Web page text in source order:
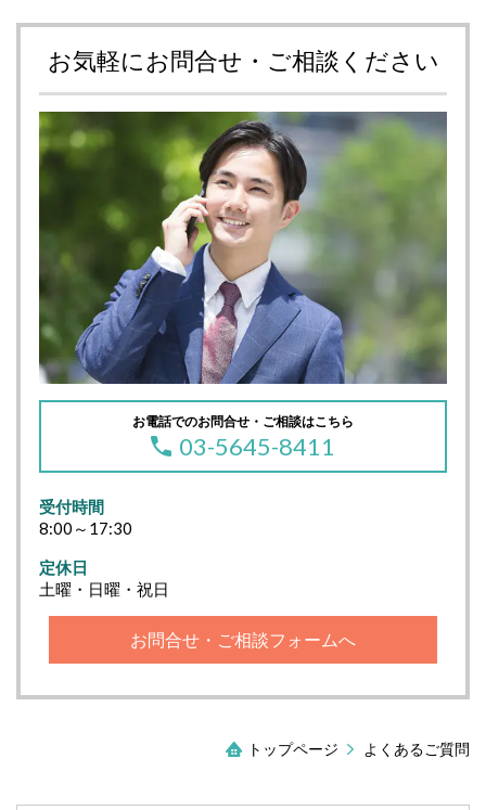
お気軽にお問合せ・ご相談ください
お電話でのお問合せ・ご相談はこちら
03-5645-8411
受付時間
8:00～17:30
定休日
土曜・日曜・祝日
お問合せ・ご相談フォームへ
トップページ よくあるご質問